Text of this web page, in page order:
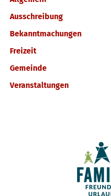
Ausschreibung
Bekanntmachungen
Freizeit
Gemeinde
Veranstaltungen